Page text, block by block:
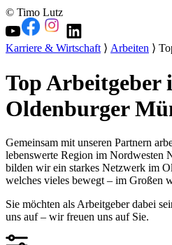
© Timo Lutz
Karriere & Wirtschaft⟩ Arbeiten ⟩
Top Arbeitgeber
Oldenburger
Gemeinsam mit unseren Partnern
lebenswerte Region im Nordwesten
bilden wir ein starkes Netzwerk im
welches vieles bewegt – im Großen
Sie möchten als Arbeitgeber dabei
uns auf – wir freuen uns auf Sie.